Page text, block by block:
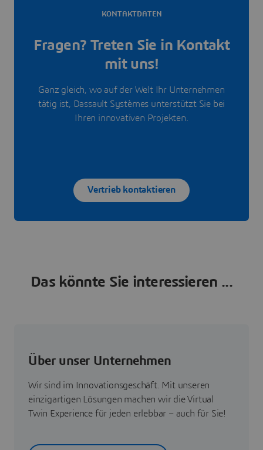
KONTAKTDATEN
Fragen? Treten Sie in Kontakt
mit uns!
Ganz gleich, wo auf der Welt Ihr Unternehmen
tätig ist, Dassault Systèmes unterstützt Sie bei
Ihren innovativen Projekten.
Vertrieb kontaktieren
Das könnte Sie interessieren ...
Über unser Unternehmen
Wir sind im Innovationsgeschäft. Mit unseren
einzigartigen Lösungen machen wir die Virtual
Twin Experience für jeden erlebbar – auch für Sie!